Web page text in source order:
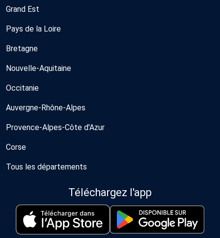
Grand Est
Pays de la Loire
Bretagne
Nouvelle-Aquitaine
Occitanie
Auvergne-Rhône-Alpes
Provence-Alpes-Côte d'Azur
Corse
Tous les départements
Téléchargez l'app